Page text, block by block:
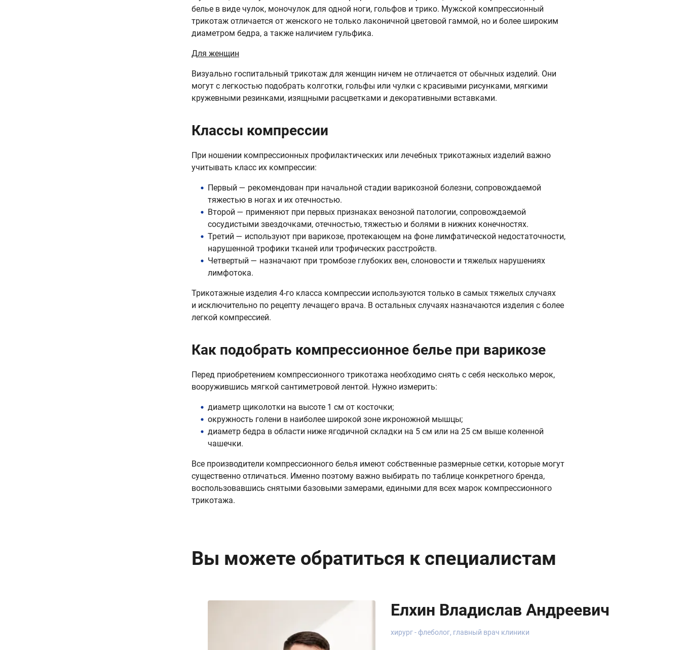
белье в виде чулок, моночулок для одной ноги, гольфов и трико. Мужской компрессионный
трикотаж отличается от женского не только лаконичной цветовой гаммой, но и более широким
диаметром бедра, а также наличием гульфика.
Для женщин
Визуально госпитальный трикотаж для женщин ничем не отличается от обычных изделий. Они
могут с легкостью подобрать колготки, гольфы или чулки с красивыми рисунками, мягкими
кружевными резинками, изящными расцветками и декоративными вставками.
Классы компрессии
При ношении компрессионных профилактических или лечебных трикотажных изделий важно
учитывать класс их компрессии:
Первый — рекомендован при начальной стадии варикозной болезни, сопровождаемой
тяжестью в ногах и их отечностью.
Второй — применяют при первых признаках венозной патологии, сопровождаемой
сосудистыми звездочками, отечностью, тяжестью и болями в нижних конечностях.
Третий — используют при варикозе, протекающем на фоне лимфатической недостаточности,
нарушенной трофики тканей или трофических расстройств.
Четвертый — назначают при тромбозе глубоких вен, слоновости и тяжелых нарушениях
лимфотока.
Трикотажные изделия 4-го класса компрессии используются только в самых тяжелых случаях
и исключительно по рецепту лечащего врача. В остальных случаях назначаются изделия с более
легкой компрессией.
Как подобрать компрессионное белье при варикозе
Перед приобретением компрессионного трикотажа необходимо снять с себя несколько мерок,
вооружившись мягкой сантиметровой лентой. Нужно измерить:
диаметр щиколотки на высоте 1 см от косточки;
окружность голени в наиболее широкой зоне икроножной мышцы;
диаметр бедра в области ниже ягодичной складки на 5 см или на 25 см выше коленной
чашечки.
Все производители компрессионного белья имеют собственные размерные сетки, которые могут
существенно отличаться. Именно поэтому важно выбирать по таблице конкретного бренда,
воспользовавшись снятыми базовыми замерами, едиными для всех марок компрессионного
трикотажа.
Вы можете обратиться к специалистам
Елхин Владислав Андреевич
хирург - флеболог, главный врач клиники